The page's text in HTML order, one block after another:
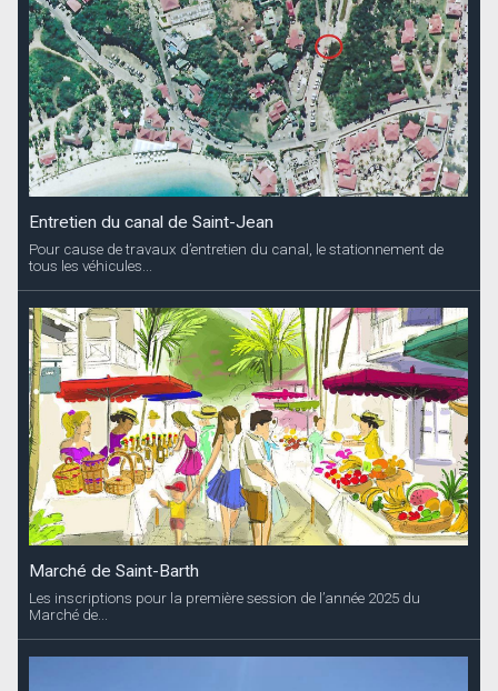
Entretien du canal de Saint-Jean
Pour cause de travaux d’entretien du canal, le stationnement de
tous les véhicules...
Marché de Saint-Barth
Les inscriptions pour la première session de l’année 2025 du
Marché de...